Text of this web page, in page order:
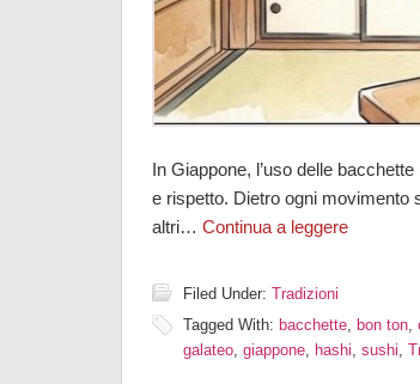
In Giappone, l’uso delle
e rispetto. Dietro ogni movimento
altri… Continua a leggere
Filed Under: Tradizioni
Tagged With: bacchette bon ton
galateo giappone hashi sushi